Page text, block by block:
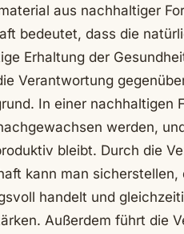
aus nachhaltiger
bedeutet, dass die
Erhaltung der
Verantwortung
In einer nachhaltigen
werden,
bleibt. Durch die
kann man
handelt und
Außerdem führt die